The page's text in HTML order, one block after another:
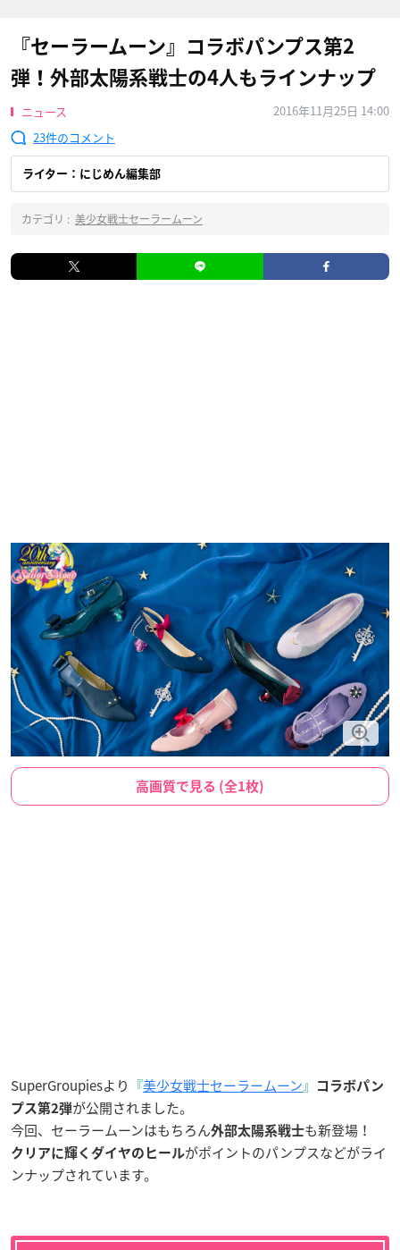
『セーラームーン』コラボパンプス第2
弾！外部太陽系戦士の4人もラインナップ
ニュース
2016年11月25日 14:00
23
ライター：にじめん編集部
カテゴリ : 美少女戦士セーラームーン
高画質で見る (全1枚)
SuperGroupiesより 『美少女戦士セーラームーン』
コラボパン
プス第2弾が公開されました。
今回、セーラームーンはもちろん外部太陽系戦士も新登場！
クリアに輝くダイヤのヒールがポイントのパンプスなどがライ
ンナップされています。